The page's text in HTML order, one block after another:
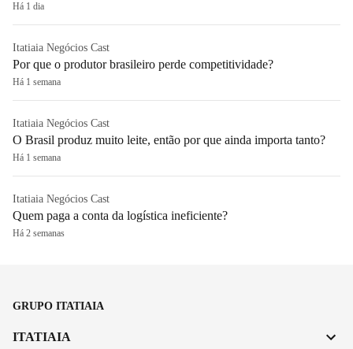
Há 1 dia
Itatiaia Negócios Cast
Por que o produtor brasileiro perde competitividade?
Há 1 semana
Itatiaia Negócios Cast
O Brasil produz muito leite, então por que ainda importa tanto?
Há 1 semana
Itatiaia Negócios Cast
Quem paga a conta da logística ineficiente?
Há 2 semanas
GRUPO ITATIAIA
ITATIAIA